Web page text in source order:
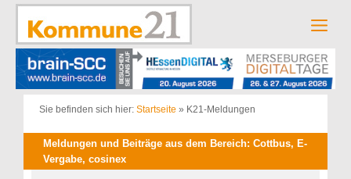
Zum
springen
Sie befinden sich hier: Startseite » K21-Meldungen
Meldungen und Beiträge aus dem Bereich: Cottbus, E-
Vergabe, cosinex